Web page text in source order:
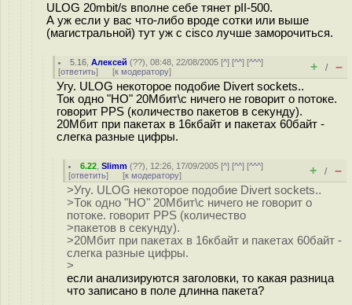
ULOG 20mbit/s вполне себе тянет pII-500.
А уж если у вас что-либо вроде сотки или выше
(магистральной) тут уж с cisco лучше заморочиться.
5.16 ,Алексей (??), 08:48, 22/08/2005 [^] [^^] [^^^]
[ответить] [к модератору] + / –
Угу. ULOG некоторое подобие Divert sockets..
Ток одно "НО" 20Мбит\с ничего не говорит о потоке.
говорит PPS (количество пакетов в секунду).
20Мбит при пакетах в 16кбайт и пакетах 60байт -
слегка разные цифры.
6.22 ,Slimm (??), 12:26, 17/09/2005 [^] [^^] [^^^]
[ответить] [к модератору] + / –
>Угу. ULOG некоторое подобие Divert sockets..
>Ток одно "НО" 20Мбит\с ничего не говорит о
потоке. говорит PPS (количество
>пакетов в секунду).
>20Мбит при пакетах в 16кбайт и пакетах 60байт -
слегка разные цифры.
>
если анализируются заголовки, то какая разница
что записано в поле длинна пакета?